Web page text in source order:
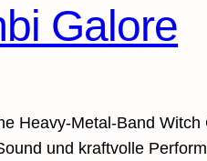
Galore
Heavy-Metal-Band
und kraftvolle